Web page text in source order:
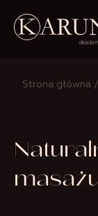
Strona główna /